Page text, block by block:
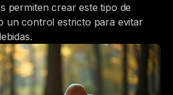
permiten crear este tipo de
un control estricto para evitar